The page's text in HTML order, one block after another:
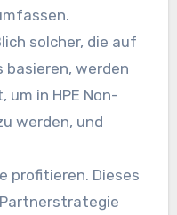
solcher, die auf
basieren, werden
in HPE Non-
werden, und
profitieren. Dieses